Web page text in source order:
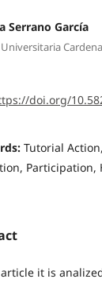
Serrano García
Universitaria
doi.org/
Tutorial
Participation,
it is